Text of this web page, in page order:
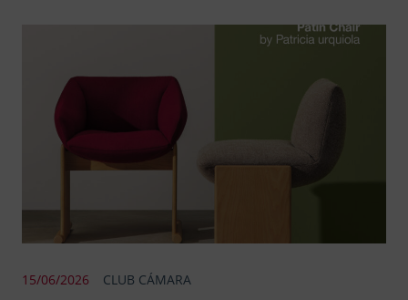
15/06/2026 CLUB CÁMARA